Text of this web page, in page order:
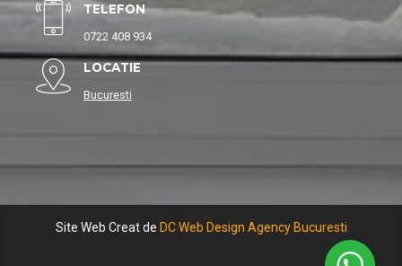
TELEFON
0722 408 934
LOCATIE
Bucuresti
Site Web Creat de DC Web Design Agency Bucuresti